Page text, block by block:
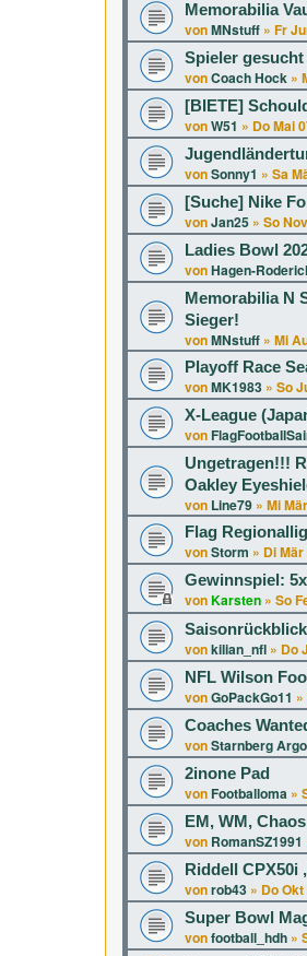
Memorabilia
vonMNstuff » Fr
Spieler gesucht
vonCoach Hock »
[BIETE]
vonW51 » Do Mai
vonSonny1 » Sa
[Suche] Nike
vonJan25 » So
Ladies Bowl
vonHagen-
Memorabilia N
Sieger!
vonMNstuff » Mi
Playoff Race
vonMK1983 » So
X-League
von
Ungetragen!!!
Oakley
von Line79 » Mi
Flag
vonStorm » Di
Gewinnspiel:
vonKarsten » So
Saisonrückblick
vonkilian_nfl » Do
NFL Wilson
vonGoPackGo11 »
Coaches
vonStarnberg
2inone Pad
von Footballoma »
EM, WM,
von RomanSZ1991
Riddell CPX50i
vonrob43 » Do
Super Bowl
vonfootball_hdh »